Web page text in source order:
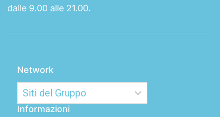
dalle 9.00 alle 21.00.
Network
Informazioni